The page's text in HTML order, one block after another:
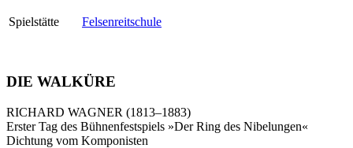
Spielstätte Felsenreitschule
DIE WALKÜRE
RICHARD WAGNER (1813–1883)
Erster Tag des Bühnenfestspiels »Der Ring des Nibelungen«
Dichtung vom Komponisten